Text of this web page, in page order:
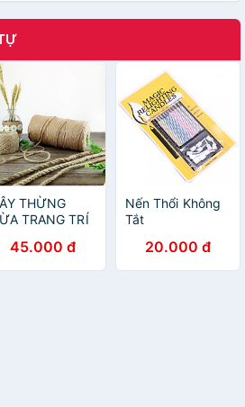
THỪNG
TRANG TRÍ
45.000 đ
Nến Thổi Không
Tắt
20.000 đ